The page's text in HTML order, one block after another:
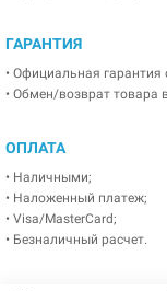
ГАРАНТИЯ
• Официальная гарантия
• Обмен/возврат товара
ОПЛАТА
• Наличными;
• Наложенный платеж;
• Visa/MasterCard;
• Безналичный расчет.